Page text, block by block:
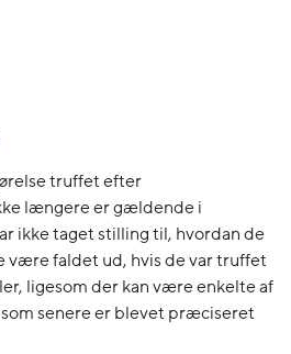
truffet efter
længere er gældende i
ikke taget stilling til, hvordan de
være faldet ud, hvis de var truffet
ligesom der kan være enkelte af
senere er blevet præciseret